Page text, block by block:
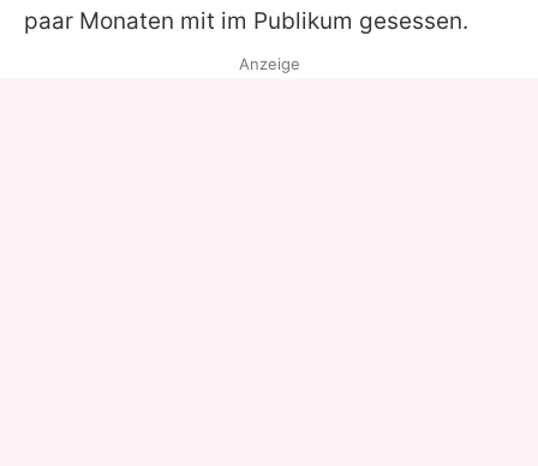
paar Monaten mit im Publikum gesessen.
Anzeige